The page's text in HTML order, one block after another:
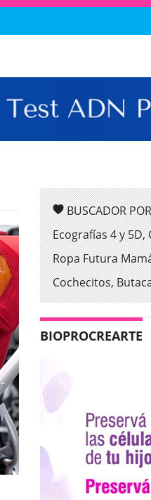
BUSCADOR
Ecografías 4 y 5D,
Ropa Futura
Cochecitos,
BIOPROCREARTE